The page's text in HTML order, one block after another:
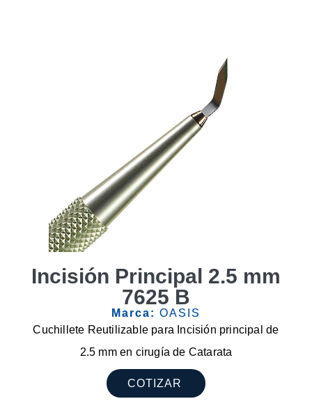
Incisión Principal 2.5 mm
7625 B
Marca: OASIS
Cuchillete Reutilizable para Incisión principal de
2.5 mm en cirugía de Catarata
COTIZAR